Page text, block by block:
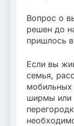
Вопрос о
решен до
пришлось
Если вы
семья,
мобильных
ширмы или